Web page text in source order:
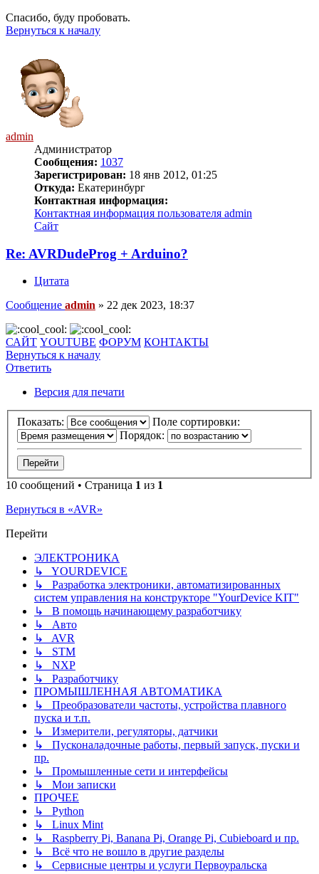
Спасибо, буду пробовать.
Вернуться к началу
admin
Администратор
Сообщения: 1037
Зарегистрирован: 18 янв 2012, 01:25
Откуда: Екатеринбург
Контактная информация:
Контактная информация пользователя admin
Сайт
Re: AVRDudeProg + Arduino?
Цитата
Сообщение admin » 22 дек 2023, 18:37
САЙТ YOUTUBE ФОРУМ КОНТАКТЫ
Вернуться к началу
Ответить
Версия для печати
Показать:
Поле сортировки:
Порядок:
10 сообщений • Страница 1 из 1
Вернуться в «AVR»
Перейти
ЭЛЕКТРОНИКА
↳ YOURDEVICE
↳ Разработка электроники, автоматизированных
систем управления на конструкторе "YourDevice KIT"
↳ В помощь начинающему разработчику
↳ Авто
↳ AVR
↳ STM
↳ NXP
↳ Разработчику
ПРОМЫШЛЕННАЯ АВТОМАТИКА
↳ Преобразователи частоты, устройства плавного
пуска и т.п.
↳ Измерители, регуляторы, датчики
↳ Пусконаладочные работы, первый запуск, пуски и
пр.
↳ Промышленные сети и интерфейсы
↳ Мои записки
ПРОЧЕЕ
↳ Python
↳ Linux Mint
↳ Raspberry Pi, Banana Pi, Orange Pi, Cubieboard и пр.
↳ Всё что не вошло в другие разделы
↳ Сервисные центры и услуги Первоуральска